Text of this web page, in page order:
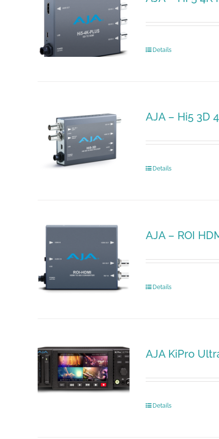
Details
AJA – Hi5 3D
Details
AJA – ROI
Details
AJA KiPro
Details